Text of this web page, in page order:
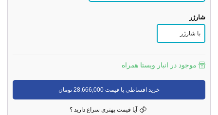
شارژر
با شارژر
موجود در انبار ویستا همراه
خرید اقساطی با قیمت 28,666,000 تومان
آیا قیمت بهتری سراغ دارید ؟